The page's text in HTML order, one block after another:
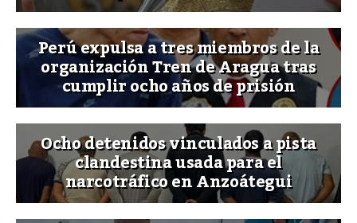
Perú expulsa a tres miembros de la
organización Tren de Aragua tras
cumplir ocho años de prisión
Ocho detenidos vinculados a pista
clandestina usada para el
narcotráfico en Anzoátegui